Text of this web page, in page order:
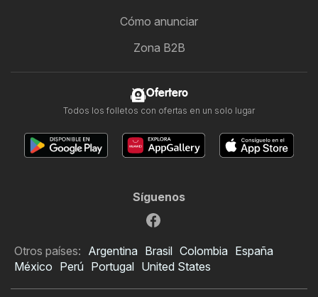
Cómo anunciar
Zona B2B
Ofertero
Todos los folletos con ofertas en un solo lugar
Síguenos
Otros países: Argentina Brasil Colombia España
México Perú Portugal United States